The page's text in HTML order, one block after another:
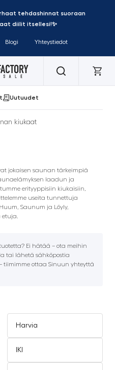
tehdashinnat suoraan
diilit itsellesi!✨
Blogi Yhteystiedot
Uutuudet
kiukaat
jokaisen saunan tärkeimpiä
laadun ja
erityyppisiin kiukaisiin,
useita tunnettuja
Saunum ja Löyly,
Ei hätää – ota meihin
tai lähetä sähköpostia
tiimimme ottaa Sinuun yhteyttä
Harvia
IKI